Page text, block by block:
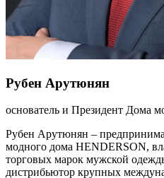
Рубен Арутюнян
основатель и Президент Дома
Рубен Арутюнян –
модного дома HENDERSON,
торговых марок мужской
дистрибьютор крупных